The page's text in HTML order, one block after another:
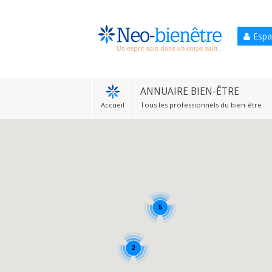
Accueil
ANNUAIRE BIEN-ÊTRE
Tous les professionnels du bien-être
5
2